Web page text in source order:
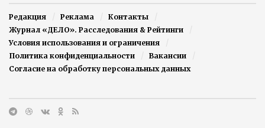
Редакция Реклама
Контакты
Журнал «ДЕЛО». Расследования & Рейтинги
Условия использования и ограничения
Политика конфиденциальности
Вакансии
Согласие на обработку персональных данных